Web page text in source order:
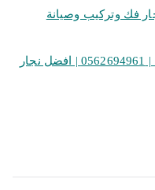
فني تركيب غرف نوم بالمدينة المنورة | 0562694961 | افضل نجار